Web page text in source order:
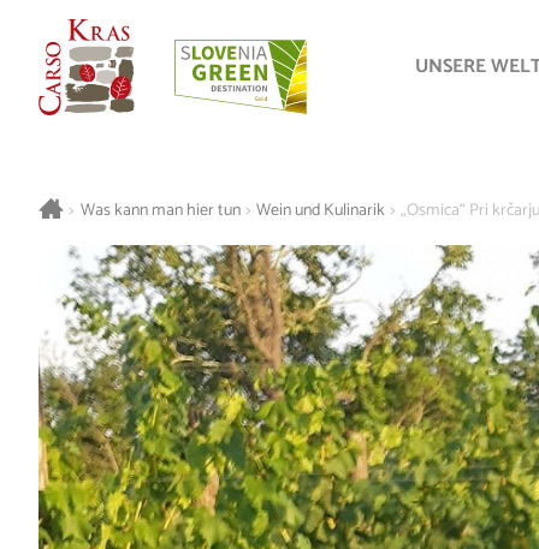
UNSERE
> Was kann man hier tun > Wein und Kulinarik > „Osmica“ Pri